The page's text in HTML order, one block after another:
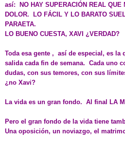
así: NO HAY SUPERACIÓN REAL QUE
DOLOR. LO FÁCIL Y LO BARATO
PARAETA.
LO BUENO CUESTA, XAVI ¿VERDAD?
Toda esa gente , así de especial, es la
salida cada fin de semana. Cada uno
dudas, con sus temores, con sus
¿no Xavi?
La vida es un gran fondo. Al final LA
Pero el gran fondo de la vida tiene
Una oposición, un noviazgo, el